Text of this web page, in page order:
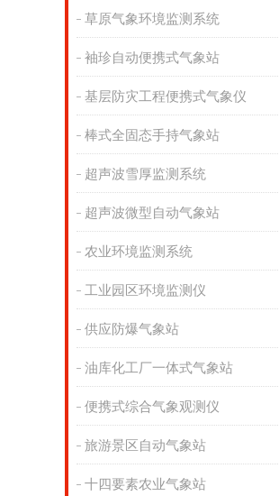
草原气象环境监测系统
袖珍自动便携式气象站
基层防灾工程便携式气象仪
棒式全固态手持气象站
超声波雪厚监测系统
超声波微型自动气象站
农业环境监测系统
工业园区环境监测仪
供应防爆气象站
油库化工厂一体式气象站
便携式综合气象观测仪
旅游景区自动气象站
十四要素农业气象站